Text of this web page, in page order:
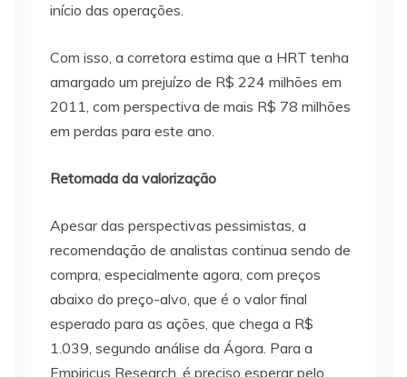
início das operações.
Com isso, a corretora estima que a HRT tenha
amargado um prejuízo de R$ 224 milhões em
2011, com perspectiva de mais R$ 78 milhões
em perdas para este ano.
Retomada da valorização
Apesar das perspectivas pessimistas, a
recomendação de analistas continua sendo de
compra, especialmente agora, com preços
abaixo do preço-alvo, que é o valor final
esperado para as ações, que chega a R$
1.039, segundo análise da Ágora. Para a
Empiricus Research, é preciso esperar pelo